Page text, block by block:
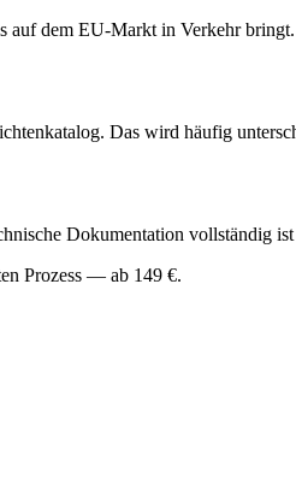
auf dem EU-Markt in Verkehr bringt.
Das wird häufig
Dokumentation vollständig
Prozess — ab 149 €.